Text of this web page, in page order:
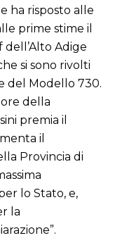
ha risposto alle
prime stime il
dell’Alto Adige
si sono rivolti
del Modello 730.
della
premia il
il
Provincia di
lo Stato, e,
la